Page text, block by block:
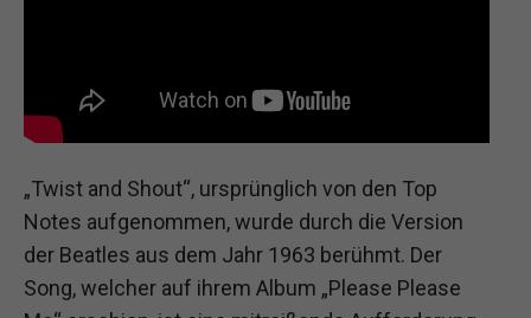
„Twist and Shout“, ursprünglich von den Top
Notes aufgenommen, wurde durch die Version
der Beatles aus dem Jahr 1963 berühmt. Der
Song, welcher auf ihrem Album „Please Please